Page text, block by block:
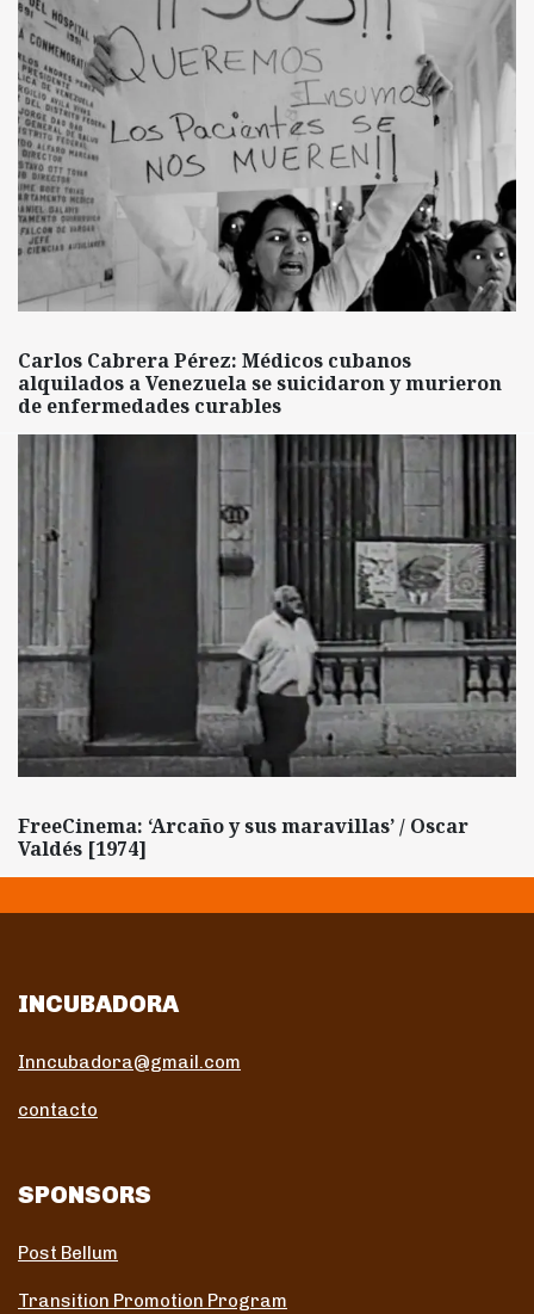
Carlos Cabrera Pérez: Médicos cubanos
alquilados a Venezuela se suicidaron y murieron
de enfermedades curables
FreeCinema: ‘Arcaño y sus maravillas’ / Oscar
Valdés [1974]
INCUBADORA
Inncubadora@gmail.com
contacto
SPONSORS
Post Bellum
Transition Promotion Program